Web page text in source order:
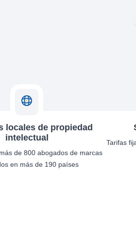
locales de propiedad
intelectual
de 800 abogados de marcas
en más de 190 países
Tarifas